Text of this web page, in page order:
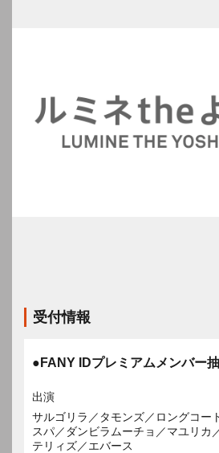
受付情報
●FANY IDプレミアムメンバー
出演
サルゴリラ／タモンズ／ロングコー
スパ／ダンビラムーチョ／マユリカ
テリィズ／エバース